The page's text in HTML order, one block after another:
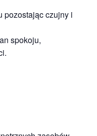
pozostając czujny i
spokoju,